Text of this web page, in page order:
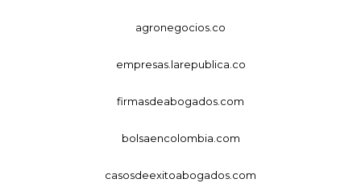
agronegocios.co
empresas.larepublica.co
firmasdeabogados.com
bolsaencolombia.com
casosdeexitoabogados.com